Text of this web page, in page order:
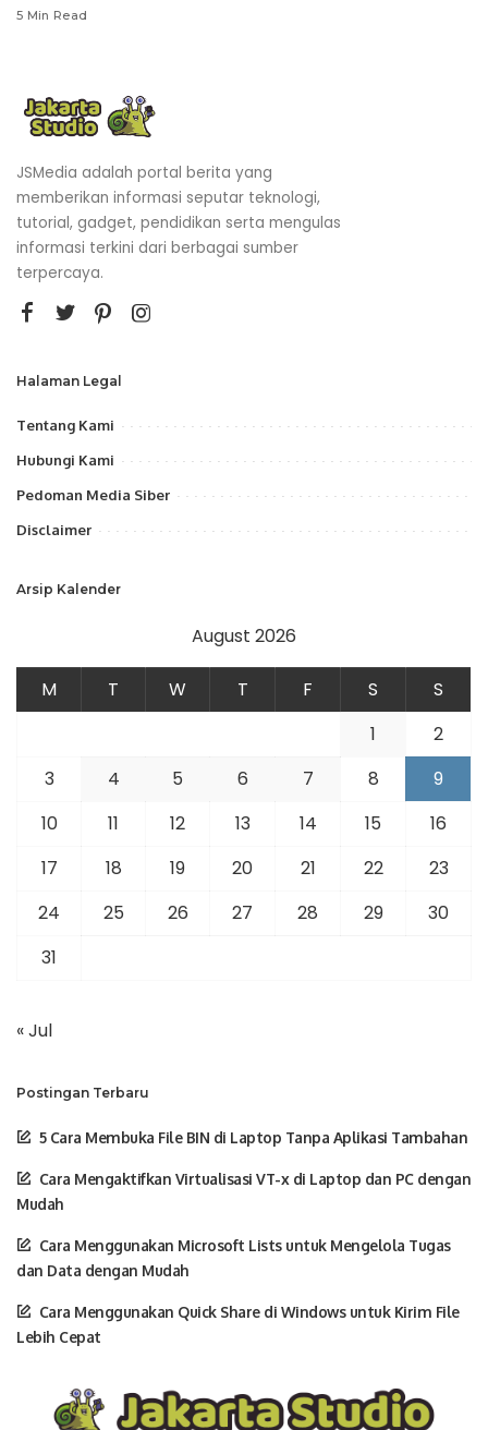
5 Min Read
JSMedia adalah portal berita yang
memberikan informasi seputar teknologi,
tutorial, gadget, pendidikan serta mengulas
informasi terkini dari berbagai sumber
terpercaya.
Halaman Legal
Tentang Kami
Hubungi Kami
Pedoman Media Siber
Disclaimer
Arsip Kalender
August 2026
M T W T F S
S
1
2
3
4 5 6 7 8
9
10
11 12 13 14 15
16
17
18 19 20 21 22
23
24
25 26 27 28 29
30
31
« Jul
Postingan Terbaru
5 Cara Membuka File BIN di Laptop Tanpa Aplikasi Tambahan
Cara Mengaktifkan Virtualisasi VT-x di Laptop dan PC dengan
Mudah
Cara Menggunakan Microsoft Lists untuk Mengelola Tugas
dan Data dengan Mudah
Cara Menggunakan Quick Share di Windows untuk Kirim File
Lebih Cepat